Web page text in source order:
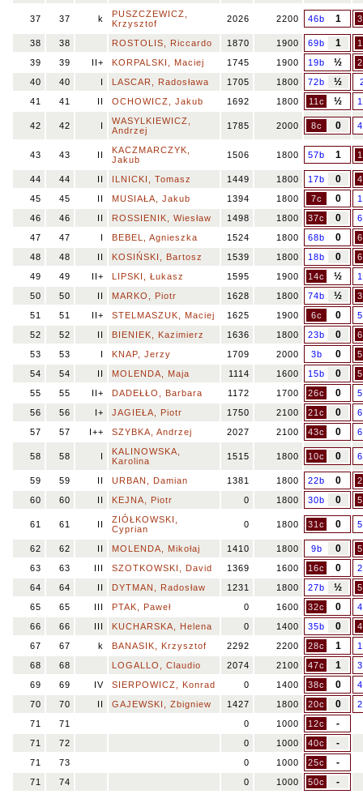
37 37 k
PUSZCZEWICZ,
Krzysztof
2026 2200 46b 1
38 38 ROSTOLIS, Riccardo 1870 1900 69b 1
39
39 II+ KORPALSKI, Maciej 1745 1900 19b ½
40
40 I LASCAR, Radosława 1705 1800 72b ½
41
41 II OCHOWICZ, Jakub 1692 1800 11c ½
42 42 I
WASYLKIEWICZ,
Andrzej
1785 2000 8c 0
43 43 II
KACZMARCZYK,
Jakub
1506 1800 57b 1
44 44 II ILNICKI, Tomasz 1449 1800 17b 0
45
45 II MUSIAŁA, Jakub 1394 1800 7c 0
46
46 II ROSSIENIK, Wiesław 1498 1800 37c 0
47
47 I BEBEL, Agnieszka 1524 1800 68b 0
48
48 II KOSIŃSKI, Bartosz 1539 1800 18b 0
49
49 II+ LIPSKI, Łukasz 1595 1900 14c ½
50
50 II MARKO, Piotr 1628 1800 74b ½
51
51 II+ STELMASZUK, Maciej 1625 1900 6c 0
52
52 II BIENIEK, Kazimierz 1636 1800 23b 0
53
53 I KNAP, Jerzy 1709 2000 3b 0
54
54 II MOLENDA, Maja 1114 1600 15b 0
55
55 II+ DADEŁŁO, Barbara 1172 1700 26c 0
56
56 I+ JAGIEŁA, Piotr 1750 2100 21c 0
57
57 I++ SZYBKA, Andrzej 2027 2100 43c 0
58 58 I
KALINOWSKA,
Karolina
1515 1800 10c 0
59 59 II URBAN, Damian 1381 1800 22b 0
60
60 II KEJNA, Piotr 0 1800 30b 0
61 61 II
ZIÓŁKOWSKI,
Cyprian
0 1800 31c 0
62 62 II MOLENDA, Mikołaj 1410 1800 9b 0
63
63 III SZOTKOWSKI, David 1369 1600 16c 0
64
64 II DYTMAN, Radosław 1231 1800 27b ½
65
65 III PTAK, Paweł 0 1600 32c 0
66
66 III KUCHARSKA, Helena 0 1400 35b 0
67
67 k BANASIK, Krzysztof 2292 2200 28c 1
68
68 LOGALLO, Claudio 2074 2100 47c 1
69
69 IV SIERPOWICZ, Konrad 0 1400 38c 0
70
70 II GAJEWSKI, Zbigniew 1427 1800 20c 0
71
71 0 1000 12c -
71 72 0 1000 40c -
71 73 0 1000 25c -
71 74 0 1000 50c -